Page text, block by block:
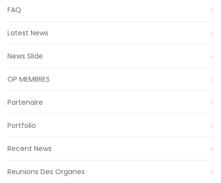
FAQ
Latest News
News Slide
OP MEMBRES
Partenaire
Portfolio
Recent News
Reunions Des Organes